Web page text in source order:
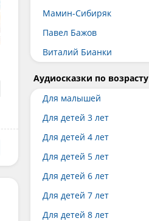
Мамин-Сибиряк
Павел Бажов
Виталий Бианки
Аудиосказки по возрасту
Для малышей
Для детей 3 лет
Для детей 4 лет
Для детей 5 лет
Для детей 6 лет
Для детей 7 лет
Для детей 8 лет